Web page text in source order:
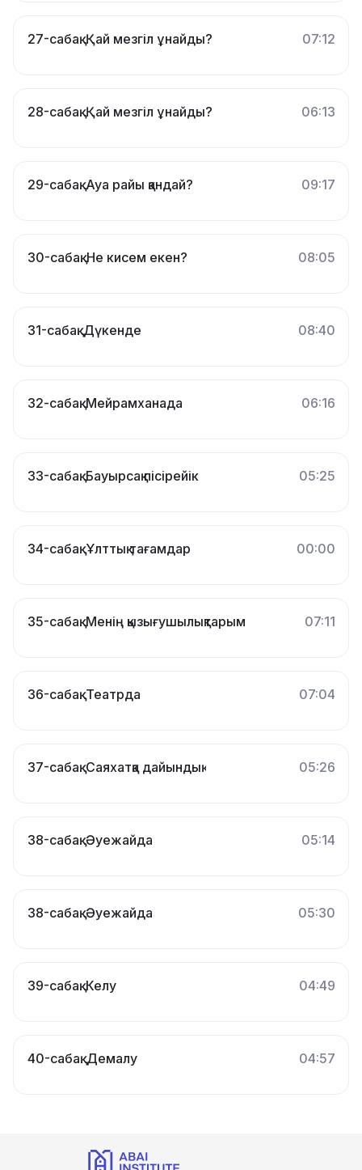
27-сабақ. Қай мезгіл ұнайды? 07:12
28-сабақ. Қай мезгіл ұнайды? 06:13
29-сабақ. Ауа райы қандай? 09:17
30-сабақ. Не кисем екен? 08:05
31-сабақ. Дүкенде 08:40
32-cабақ. Мейрамханада 06:16
33-сабақ. Бауырсақ пісірейік 05:25
34-сабақ. Ұлттық тағамдар 00:00
35-сабақ. Менің қызығушылықтарым 07:11
36-сабақ. Театрда 07:04
37-сабақ. Саяхатқа дайындық 05:26
38-сабақ. Әуежайда 05:14
38-сабақ. Әуежайда 05:30
39-сабақ. Келу 04:49
40-сабақ. Демалу 04:57